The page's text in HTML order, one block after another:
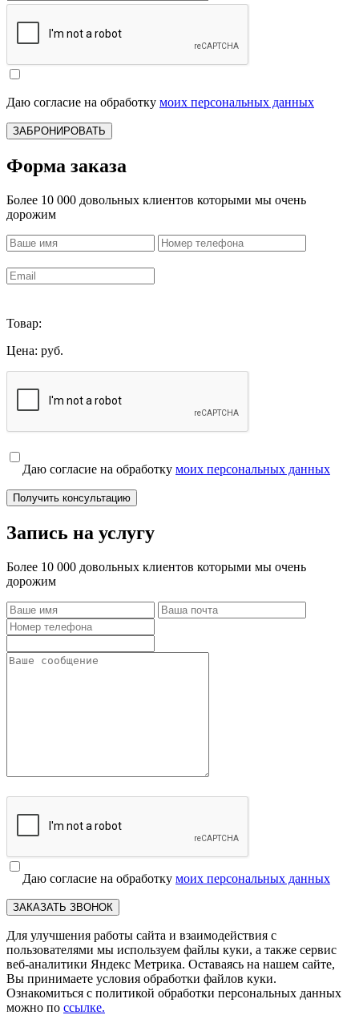
Даю согласие на обработку моих персональных данных
ЗАБРОНИРОВАТЬ
Форма заказа
Более 10 000 довольных клиентов которыми мы очень
дорожим
Товар:
Цена: руб.
Даю согласие на обработку моих персональных данных
Получить консультацию
Запись на услугу
Более 10 000 довольных клиентов которыми мы очень
дорожим
Даю согласие на обработку моих персональных данных
ЗАКАЗАТЬ ЗВОНОК
Для улучшения работы сайта и взаимодействия с
пользователями мы используем файлы куки, а также сервис
веб-аналитики Яндекс Метрика. Оставаясь на нашем сайте,
Вы принимаете условия обработки файлов куки.
Ознакомиться с политикой обработки персональных данных
можно по ссылке.